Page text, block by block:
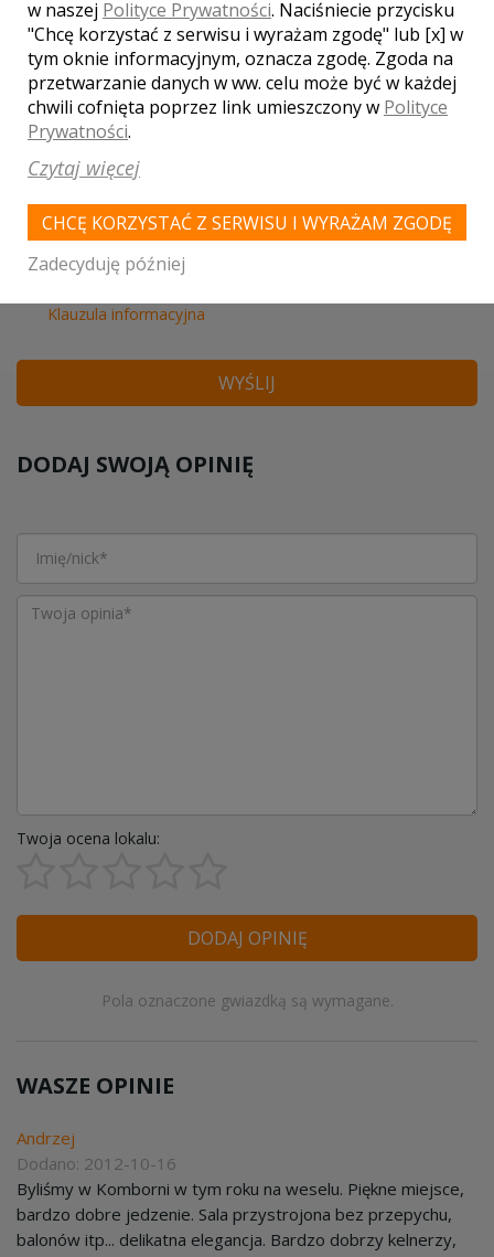
Klauzula informacyjna
WYŚLIJ
DODAJ SWOJĄ OPINIĘ
Twoja ocena lokalu:
DODAJ OPINIĘ
Pola oznaczone gwiazdką są wymagane.
WASZE OPINIE
Andrzej
Dodano: 2012-10-16
Byliśmy w Komborni w tym roku na weselu. Piękne miejsce,
bardzo dobre jedzenie. Sala przystrojona bez przepychu,
balonów itp... delikatna elegancja. Bardzo dobrzy kelnerzy,
w naszej Polityce Prywatności. Naciśniecie przycisku
"Chcę korzystać z serwisu i wyrażam zgodę" lub [x] w
tym oknie informacyjnym, oznacza zgodę. Zgoda na
przetwarzanie danych w ww. celu może być w każdej
chwili cofnięta poprzez link umieszczony w Polityce
Prywatności.
Czytaj więcej
CHCĘ KORZYSTAĆ Z SERWISU I WYRAŻAM ZGODĘ
Zadecyduję później